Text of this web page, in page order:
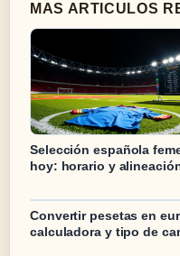
MAS ARTICULOS
Selección española
hoy: horario y
Convertir pesetas en
calculadora y tipo de